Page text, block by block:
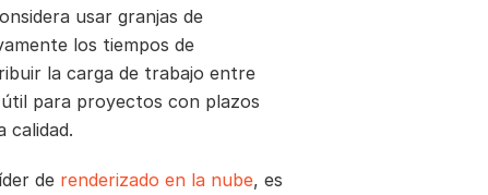
usar granjas de
los tiempos de
la carga de trabajo entre
para proyectos con plazos
calidad.
de renderizado en la nube, es